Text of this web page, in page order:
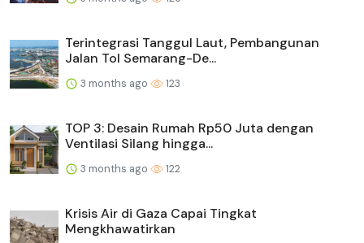
Terintegrasi Tanggul Laut, Pembangunan
Jalan Tol Semarang-De...
3 months ago 123
TOP 3: Desain Rumah Rp50 Juta dengan
Ventilasi Silang hingga...
3 months ago 122
Krisis Air di Gaza Capai Tingkat
Mengkhawatirkan